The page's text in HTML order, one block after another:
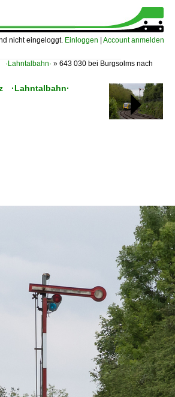
nicht eingeloggt. Einloggen Account anmelden
» 643 030 bei Burgsolms nach
·Lahntalbahn·